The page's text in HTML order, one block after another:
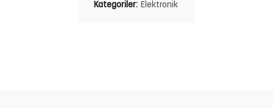
Kategoriler: Elektronik